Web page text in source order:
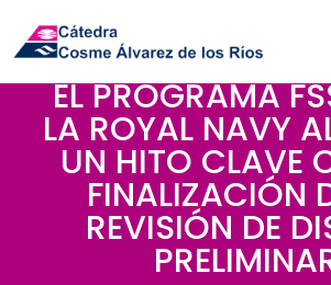
EL PROGRAMA
LA ROYAL NAVY
UN HITO CLAVE
FINALIZACIÓN
REVISIÓN DE